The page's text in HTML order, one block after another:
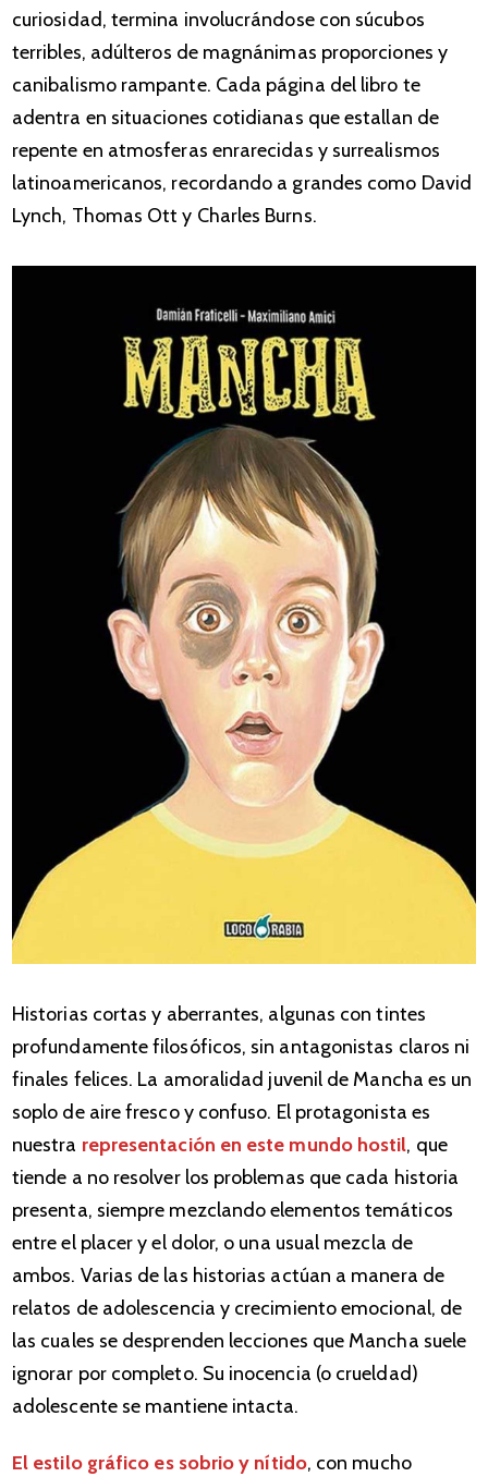
curiosidad, termina involucrándose con súcubos
terribles, adúlteros de magnánimas proporciones y
canibalismo rampante. Cada página del libro te
adentra en situaciones cotidianas que estallan de
repente en atmosferas enrarecidas y surrealismos
latinoamericanos, recordando a grandes como David
Lynch, Thomas Ott y Charles Burns.
Historias cortas y aberrantes, algunas con tintes
profundamente filosóficos, sin antagonistas claros ni
finales felices. La amoralidad juvenil de Mancha es un
soplo de aire fresco y confuso. El protagonista es
nuestra representación en este mundo hostil, que
tiende a no resolver los problemas que cada historia
presenta, siempre mezclando elementos temáticos
entre el placer y el dolor, o una usual mezcla de
ambos. Varias de las historias actúan a manera de
relatos de adolescencia y crecimiento emocional, de
las cuales se desprenden lecciones que Mancha suele
ignorar por completo. Su inocencia (o crueldad)
adolescente se mantiene intacta.
El estilo gráfico es sobrio y nítido, con mucho